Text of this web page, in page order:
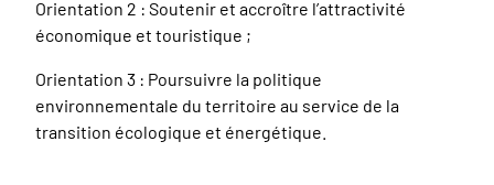
Orientation 2 : Soutenir et accroître l’attractivité
économique et touristique ;
Orientation 3 : Poursuivre la politique
environnementale du territoire au service de la
transition écologique et énergétique.